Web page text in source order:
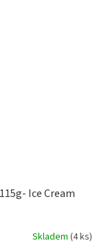
Ice Cream
Skladem (4 ks)